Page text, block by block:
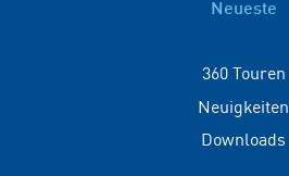
Neueste
360 Touren
Neuigkeiten
Downloads